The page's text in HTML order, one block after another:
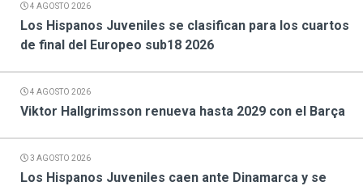
4 AGOSTO 2026
Los Hispanos Juveniles se clasifican para los cuartos
de final del Europeo sub18 2026
4 AGOSTO 2026
Viktor Hallgrimsson renueva hasta 2029 con el Barça
3 AGOSTO 2026
Los Hispanos Juveniles caen ante Dinamarca y se